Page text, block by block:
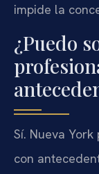
impide la
¿Puedo
Sí. Nueva
con